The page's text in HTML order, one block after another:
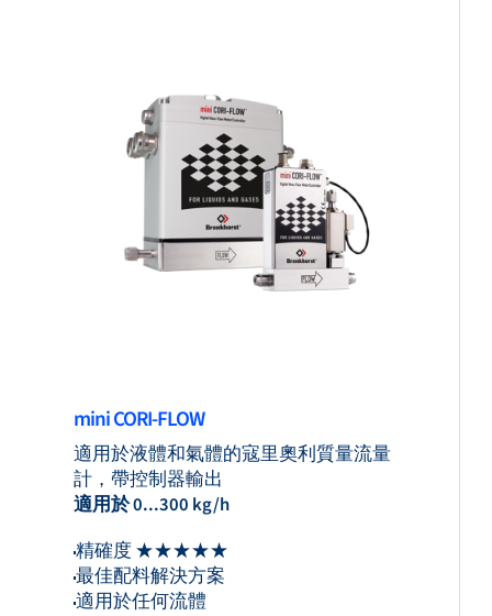
mini CORI-FLOW
適用於液體和氣體的寇里奧利質量流量
計，帶控制器輸出
適用於 0...300 kg/h
精確度 ★★★★★
最佳配料解決方案
適用於任何流體